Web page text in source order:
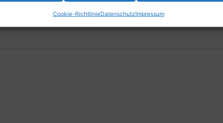
Cookie-RichtlinieDatenschutzImpressum
Rhein, Deutschland